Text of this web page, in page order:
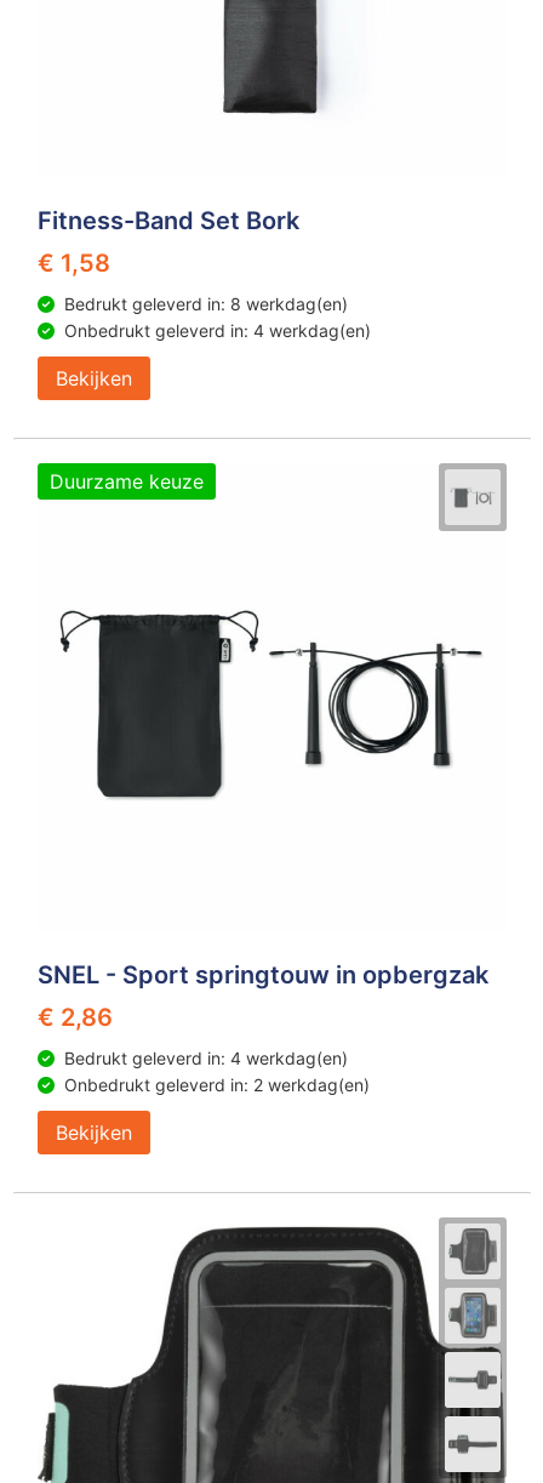
Fitness-Band Set Bork
€ 1,58
Bedrukt geleverd in: 8 werkdag(en)
Onbedrukt geleverd in: 4 werkdag(en)
Bekijken
Duurzame keuze
SNEL - Sport springtouw in opbergzak
€ 2,86
Bedrukt geleverd in: 4 werkdag(en)
Onbedrukt geleverd in: 2 werkdag(en)
Bekijken